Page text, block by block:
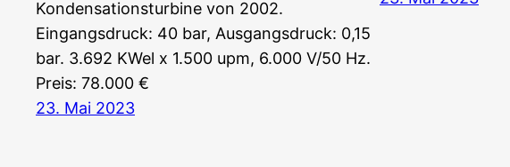
Kondensationsturbine von 2002.
Eingangsdruck: 40 bar, Ausgangsdruck: 0,15
bar. 3.692 KWel x 1.500 upm, 6.000 V/50 Hz.
Preis: 78.000 €
23. Mai 2023